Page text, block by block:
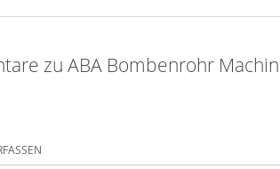
zu ABA Bombenrohr